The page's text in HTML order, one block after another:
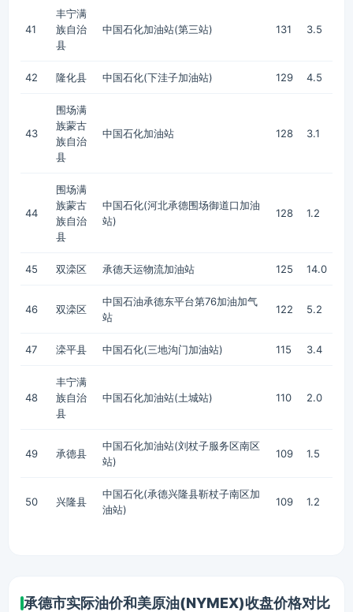
41
丰宁满
族自治
县
中国石化加油站(第三站) 131 3.5
42 隆化县 中国石化(下洼子加油站) 129 4.5
43
围场满
族蒙古
族自治
县
中国石化加油站 128 3.1
44
围场满
族蒙古
族自治
县
中国石化(河北承德围场御道口加油
站)
128 1.2
45 双滦区 承德天运物流加油站 125 14.0
46 双滦区
中国石油承德东平台第76加油加气
站
122 5.2
47 滦平县 中国石化(三地沟门加油站) 115 3.4
48
丰宁满
族自治
县
中国石化加油站(土城站) 110 2.0
49 承德县
中国石化加油站(刘杖子服务区南区
站)
109 1.5
50 兴隆县
中国石化(承德兴隆县靳杖子南区加
油站)
109 1.2
承德市实际油价和美原油(NYMEX)收盘价格对比